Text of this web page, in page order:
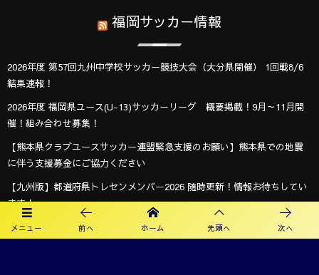
メニュー 前へ ホーム 先頭へ 次へ
福岡サッカー情報
2026年度 第57回九州中学校サッカー競技大会（大分県開催） 1回戦8/6
結果速報！
2026年度 福岡県ユース(U-13)サッカーリーグ 概要掲載！9月～11月開
催！組み合わせ募集！
【熊本県クラブユースサッカー連盟緊急支援のお願い】熊本県での地震
に伴う支援募金にご協力ください
【九州版】都道府県トレセンメンバー2026 随時更新！情報お待ちしてい
ます！
【福岡県少年女子】参加選手掲載！2026年度国民スポーツ大会 第46回九
州ブロック大会 （8/22,23）